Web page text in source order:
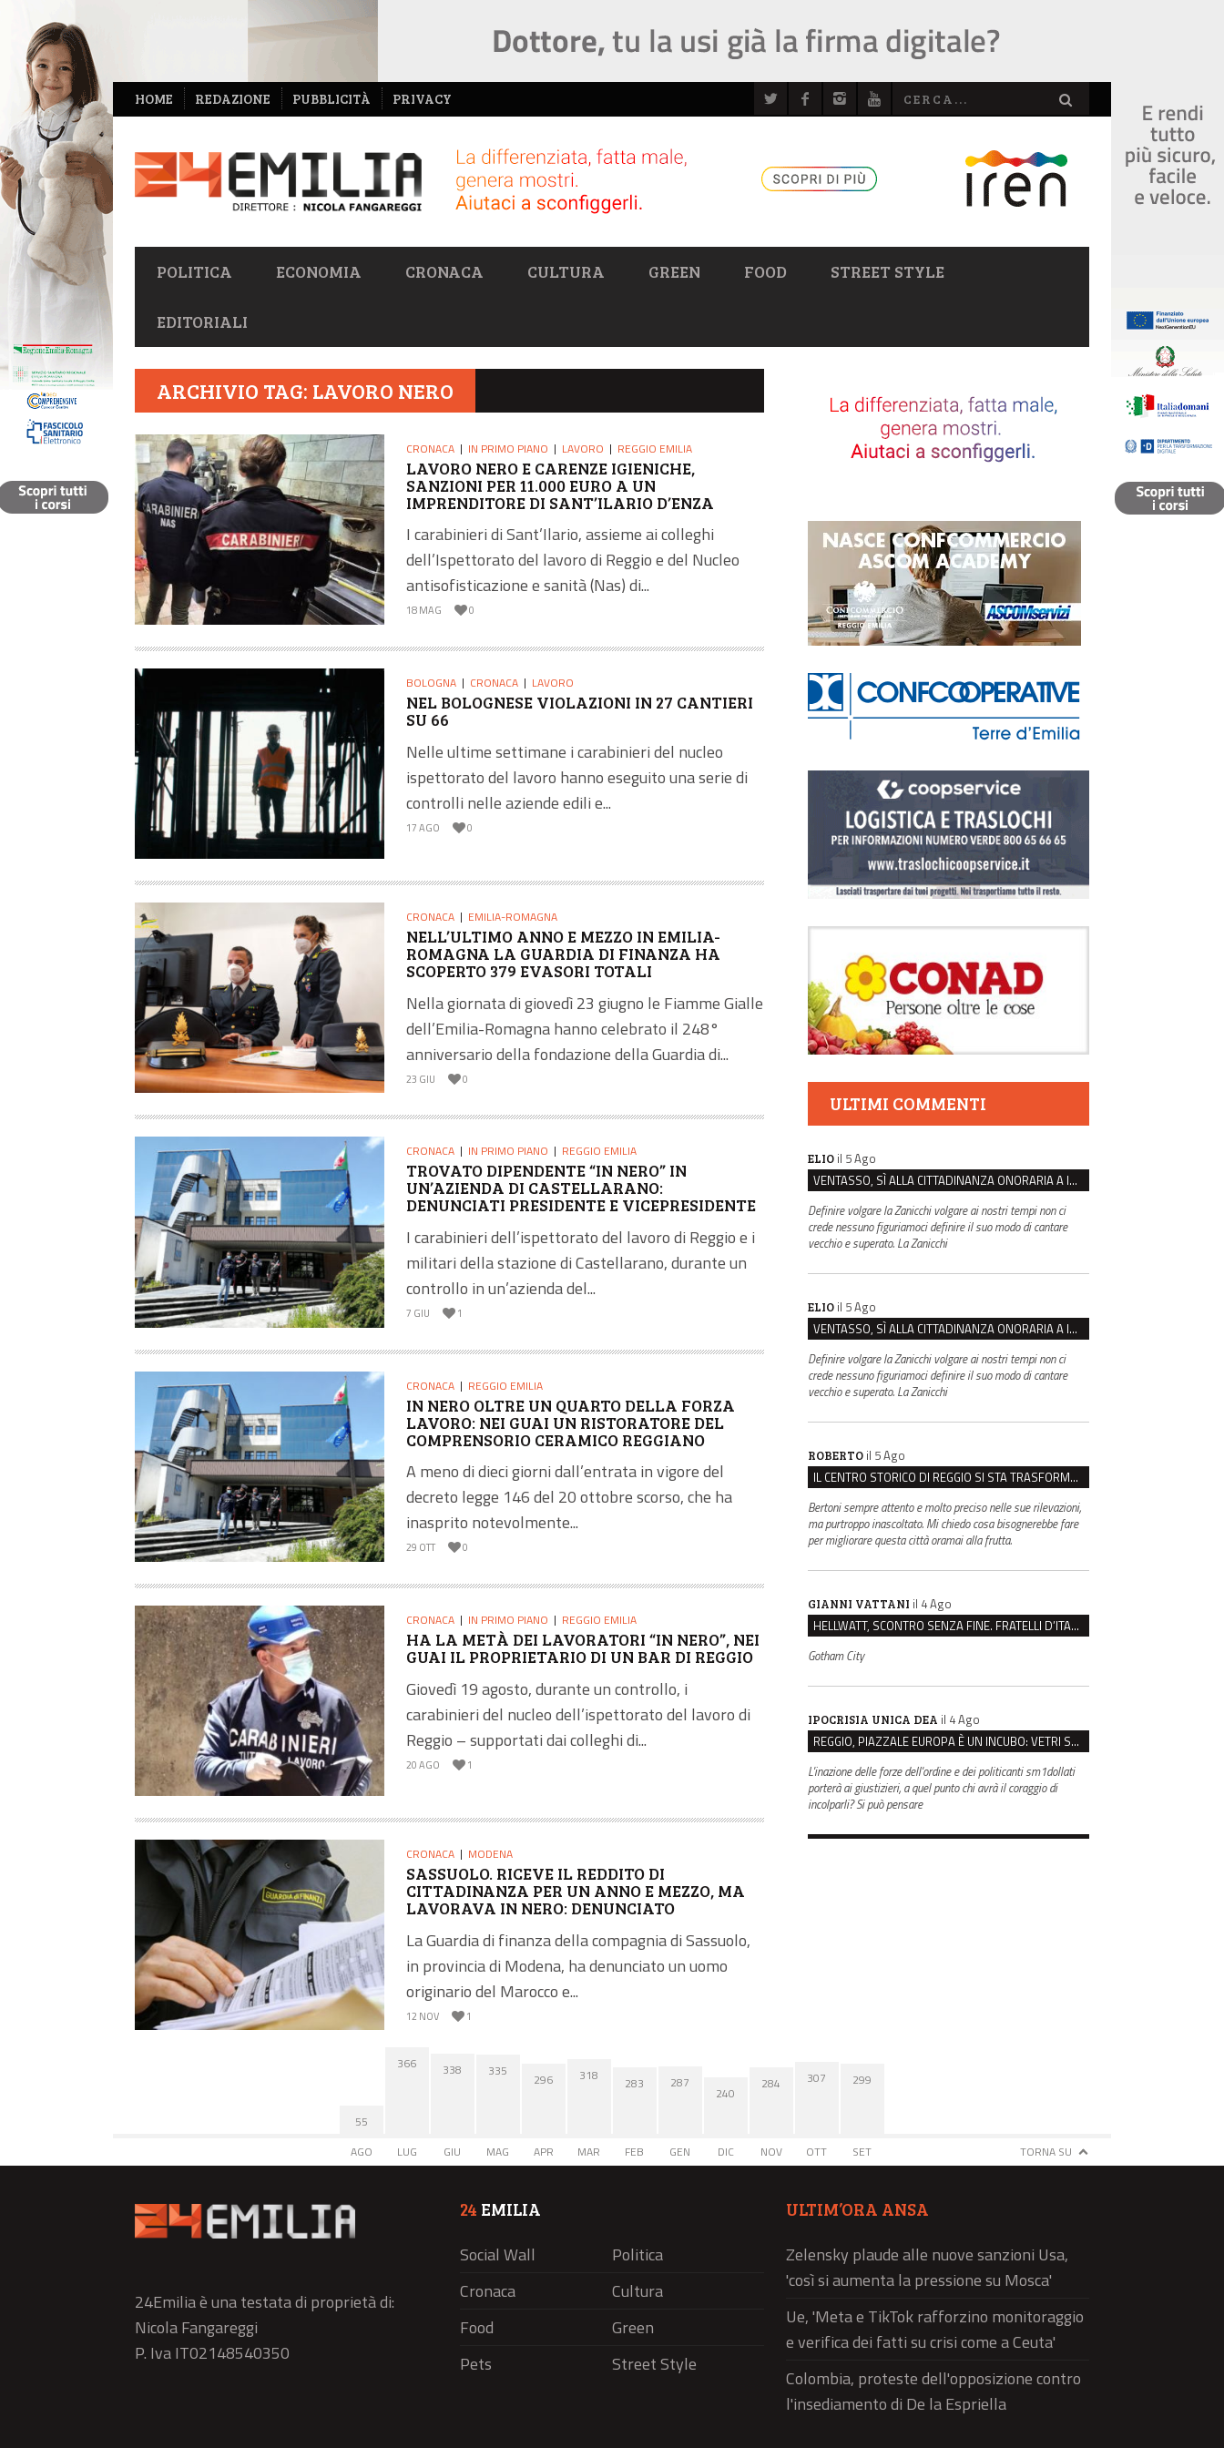
NAVIGAZIONE
SECONDARIA
HOME REDAZIONE PUBBLICITÀ PRIVACY
NAVIGAZIONE
PRIMARIA
POLITICA ECONOMIA CRONACA CULTURA GREEN FOOD STREET STYLE
EDITORIALI
ARCHIVIO TAG: LAVORO NERO
CRONACA IN PRIMO PIANO LAVORO REGGIO EMILIA
LAVORO NERO E CARENZE IGIENICHE,
SANZIONI PER 11.000 EURO A UN
IMPRENDITORE DI SANT’ILARIO D’ENZA
I carabinieri di Sant’Ilario, assieme ai colleghi
dell’Ispettorato del lavoro di Reggio e del Nucleo
antisofisticazione e sanità (Nas) di...
18 MAG 0
BOLOGNA CRONACA LAVORO
NEL BOLOGNESE VIOLAZIONI IN 27 CANTIERI
SU 66
Nelle ultime settimane i carabinieri del nucleo
ispettorato del lavoro hanno eseguito una serie di
controlli nelle aziende edili e...
17 AGO 0
CRONACA EMILIA-ROMAGNA
NELL’ULTIMO ANNO E MEZZO IN EMILIA-
ROMAGNA LA GUARDIA DI FINANZA HA
SCOPERTO 379 EVASORI TOTALI
Nella giornata di giovedì 23 giugno le Fiamme Gialle
dell’Emilia-Romagna hanno celebrato il 248°
anniversario della fondazione della Guardia di...
23 GIU 0
CRONACA IN PRIMO PIANO REGGIO EMILIA
TROVATO DIPENDENTE “IN NERO” IN
UN’AZIENDA DI CASTELLARANO:
DENUNCIATI PRESIDENTE E VICEPRESIDENTE
I carabinieri dell’ispettorato del lavoro di Reggio e i
militari della stazione di Castellarano, durante un
controllo in un’azienda del...
7 GIU 1
CRONACA REGGIO EMILIA
IN NERO OLTRE UN QUARTO DELLA FORZA
LAVORO: NEI GUAI UN RISTORATORE DEL
COMPRENSORIO CERAMICO REGGIANO
A meno di dieci giorni dall’entrata in vigore del
decreto legge 146 del 20 ottobre scorso, che ha
inasprito notevolmente...
29 OTT 0
CRONACA IN PRIMO PIANO REGGIO EMILIA
HA LA METÀ DEI LAVORATORI “IN NERO”, NEI
GUAI IL PROPRIETARIO DI UN BAR DI REGGIO
Giovedì 19 agosto, durante un controllo, i
carabinieri del nucleo dell’ispettorato del lavoro di
Reggio – supportati dai colleghi di...
20 AGO 1
CRONACA MODENA
SASSUOLO. RICEVE IL REDDITO DI
CITTADINANZA PER UN ANNO E MEZZO, MA
LAVORAVA IN NERO: DENUNCIATO
La Guardia di finanza della compagnia di Sassuolo,
in provincia di Modena, ha denunciato un uomo
originario del Marocco e...
12 NOV 1
ULTIMI COMMENTI
ELIO il 5 Ago
VENTASSO, SÌ ALLA CITTADINANZA ONORARIA A IVA ZANICCHI. MA BARGIACCHI: “È DI PESSIMO GUSTO”
Definire volgare la Zanicchi volgare ai nostri tempi non ci
crede nessuno figuriamoci definire il suo modo di cantare
vecchio e superato. La Zanicchi
ELIO il 5 Ago
VENTASSO, SÌ ALLA CITTADINANZA ONORARIA A IVA ZANICCHI. MA BARGIACCHI: “È DI PESSIMO GUSTO”
Definire volgare la Zanicchi volgare ai nostri tempi non ci
crede nessuno figuriamoci definire il suo modo di cantare
vecchio e superato. La Zanicchi
ROBERTO il 5 Ago
IL CENTRO STORICO DI REGGIO SI STA TRASFORMANDO, E NON IN MEGLIO
Bertoni sempre attento e molto preciso nelle sue rilevazioni,
ma purtroppo inascoltato. Mi chiedo cosa bisognerebbe fare
per migliorare questa città oramai alla frutta.
GIANNI VATTANI il 4 Ago
HELLWATT, SCONTRO SENZA FINE. FRATELLI D’ITALIA: “MILANI PORTA DOCUMENTI, DE FRANCO INSULTI”
Gotham City
IPOCRISIA UNICA DEA il 4 Ago
REGGIO, PIAZZALE EUROPA È UN INCUBO: VETRI SPACCATI E FURTI SULLE AUTO IN SOSTA
L'inazione delle forze dell'ordine e dei politicanti sm1dollati
porterà ai giustizieri, a quel punto chi avrà il coraggio di
incolparli? Si può pensare
55
AGO
366
LUG
338
GIU
335
MAG
296
APR
318
MAR
283
FEB
287
GEN
240
DIC
284
NOV
307
OTT
299
SET TORNA SU
24Emilia è una testata di proprietà di:
Nicola Fangareggi
P. Iva IT02148540350
24 EMILIA
Social Wall
Politica
Cronaca
Cultura
Food
Green
Pets
Street Style
ULTIM’ORA ANSA
Zelensky plaude alle nuove sanzioni Usa,
'così si aumenta la pressione su Mosca'
Ue, 'Meta e TikTok rafforzino monitoraggio
e verifica dei fatti su crisi come a Ceuta'
Colombia, proteste dell'opposizione contro
l'insediamento di De la Espriella